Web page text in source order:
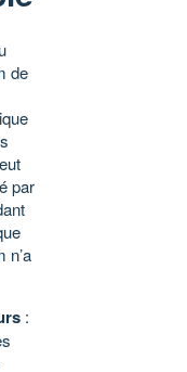
de
par
n’a
: